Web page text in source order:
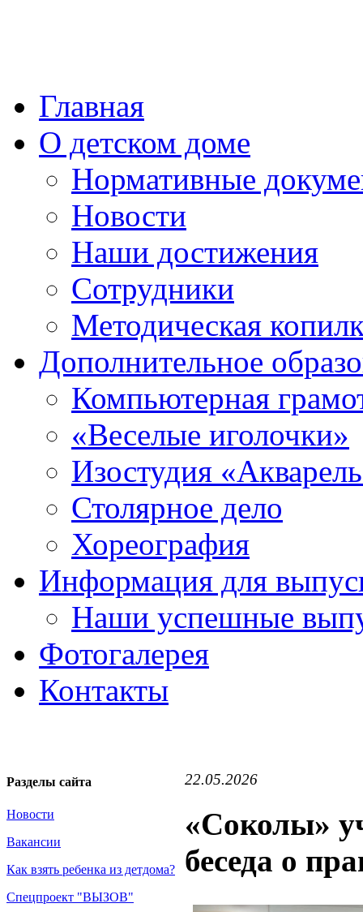
Главная
О детском доме
Нормативные
Новости
Наши достижения
Сотрудники
Методическая
Дополнительное
Компьютерная
«Веселые иголочки»
Изостудия
Столярное дело
Хореография
Информация для
Наши успешные
Фотогалерея
Контакты
Разделы сайта
Новости
Вакансии
Как взять ребенка из детдома?
Спецпроект "ВЫЗОВ"
22.05.2026
«Соколы»
беседа о